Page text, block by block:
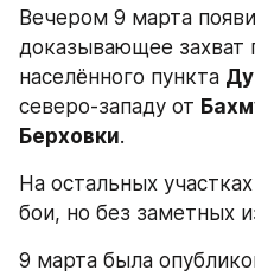
Вечером 9 марта
доказывающее захват
населённого пункта
северо-западу от
Берховки.
На остальных
бои, но без заметных
9 марта была